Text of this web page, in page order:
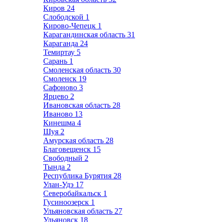
Киров 24
Слободской 1
Кирово-Чепецк 1
Карагандинская область 31
Караганда 24
Темиртау 5
Сарань 1
Смоленская область 30
Смоленск 19
Сафоново 3
Ярцево 2
Ивановская область 28
Иваново 13
Кинешма 4
Шуя 2
Амурская область 28
Благовещенск 15
Свободный 2
Тында 2
Республика Бурятия 28
Улан-Удэ 17
Северобайкальск 1
Гусиноозерск 1
Ульяновская область 27
Ульяновск 18